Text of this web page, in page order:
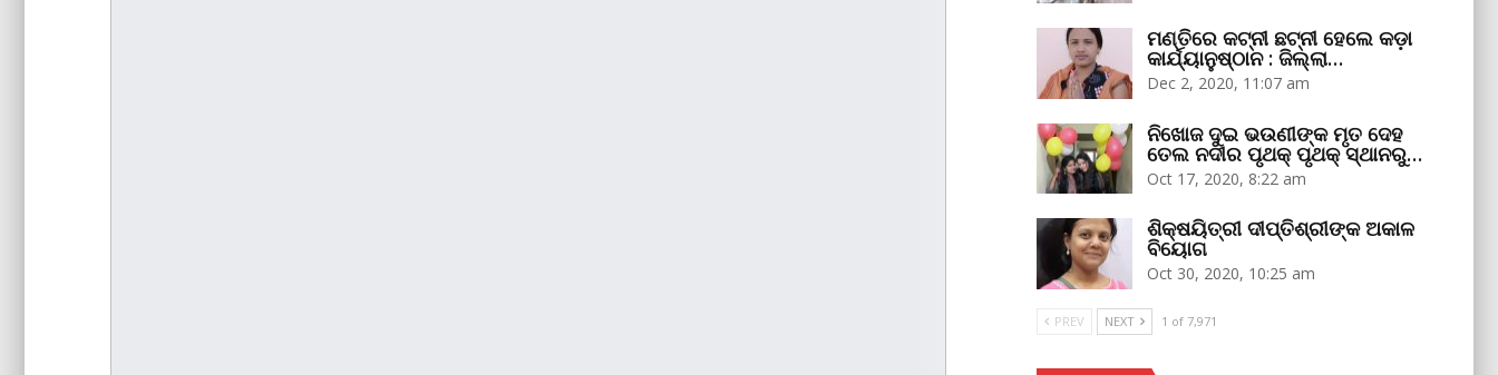
ମଣ୍ତିରେ କଟ୍‌ନୀ ଛଟ୍‌ନୀ ହେଲେ କଡ଼ା
କାର୍ଯ୍ୟାନୁଷ୍ଠାନ : ଜିଲ୍ଲା…
Dec 2, 2020, 11:07 am
ନିଖୋଜ ଦୁଇ ଭଉଣୀଙ୍କ ମୃତ ଦେହ
ତେଲ ନଦୀର ପୃଥକ୍‌ ପୃଥକ୍‌ ସ୍ଥାନରୁ…
Oct 17, 2020, 8:22 am
ଶିକ୍ଷୟିତ୍ରୀ ଦୀପ୍ତିଶ୍ରୀଙ୍କ ଅକାଳ
ବିୟୋଗ
Oct 30, 2020, 10:25 am
PREV NEXT 1 of 7,971